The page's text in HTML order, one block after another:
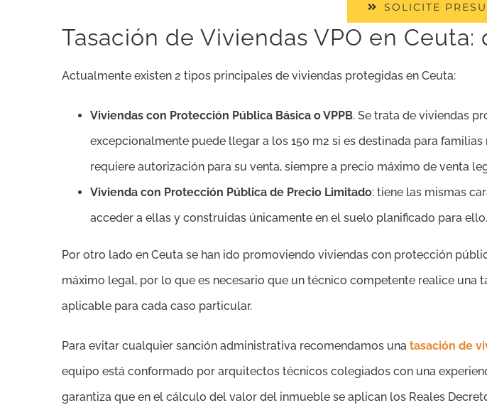
SOLICITE
Tasación de Viviendas VPO en
Actualmente existen 2 tipos principales de viviendas protegidas en Ceuta:
Viviendas con Protección Pública Básica o VPPB. Se trata de viviendas
excepcionalmente puede llegar a los 150 m2 si es destinada para
requiere autorización para su venta, siempre a precio máximo de venta
Vivienda con Protección Pública de Precio Limitado: tiene las mismas
acceder a ellas y construidas únicamente en el suelo planificado para ello.
Por otro lado en Ceuta se han ido promoviendo viviendas con protección
máximo legal, por lo que es necesario que un técnico competente realice una
aplicable para cada caso particular.
Para evitar cualquier sanción administrativa recomendamos una tasación de
equipo está conformado por arquitectos técnicos colegiados con una
garantiza que en el cálculo del valor del inmueble se aplican los Reales